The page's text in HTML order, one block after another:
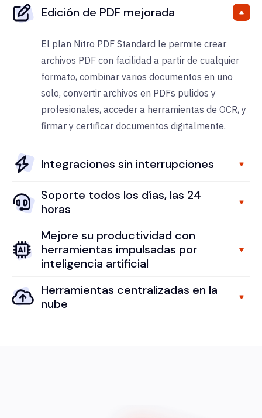
Edición de PDF mejorada
El plan Nitro PDF Standard le permite crear
archivos PDF con facilidad a partir de cualquier
formato, combinar varios documentos en uno
solo, convertir archivos en PDFs pulidos y
profesionales, acceder a herramientas de OCR, y
firmar y certificar documentos digitalmente.
Integraciones sin interrupciones
Soporte todos los días, las 24
horas
Mejore su productividad con
herramientas impulsadas por
inteligencia artificial
Herramientas centralizadas en la
nube